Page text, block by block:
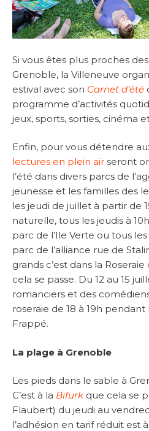
Si vous êtes plus proches
Grenoble, la Villeneuve
estival avec son Carnet d’été
programme d’activités
jeux, sports, sorties, cinéma
Enfin, pour vous détendre
lectures en plein air seront
l’été dans divers parcs de
jeunesse et les familles des
les jeudi de juillet à partir de
naturelle, tous les jeudis à
parc de l’Ile Verte ou tous
parc de l’alliance rue de
grands c’est dans la
cela se passe. Du 12 au 15
romanciers et des
roseraie de 18 à 19h
Frappé.
La plage à Grenoble
Les pieds dans le sable à
C’est à la Bifurk que cela se
Flaubert) du jeudi au
l’adhésion en tarif réduit est